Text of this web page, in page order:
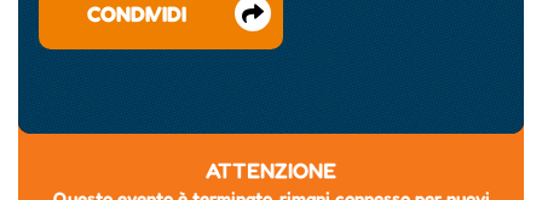
CONDIVIDI
ATTENZIONE